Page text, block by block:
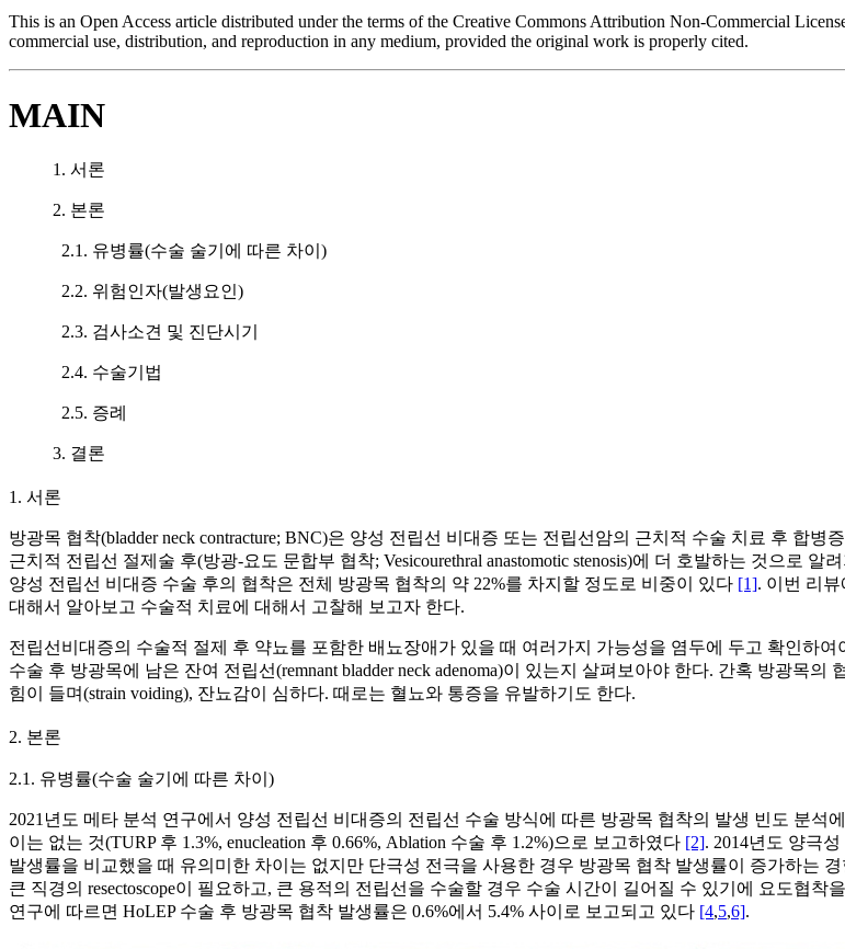
This is an Open Access article distributed under the terms of the Creative Commons Attribution Non-Commercial
commercial use, distribution, and reproduction in any medium, provided the original work is properly cited.
MAIN
1. 서론
2. 본론
2.1. 유병률(수술 술기에 따른 차이)
2.2. 위험인자(발생요인)
2.3. 검사소견 및 진단시기
2.4. 수술기법
2.5. 증례
3. 결론
1. 서론
방광목 협착(bladder neck contracture; BNC)은 양성 전립선 비대증 또는 전립선암의 근치적 수술 치료 후 합
근치적 전립선 절제술 후(방광-요도 문합부 협착; Vesicourethral anastomotic stenosis)에 더 호발하는 것으로
양성 전립선 비대증 수술 후의 협착은 전체 방광목 협착의 약 22%를 차지할 정도로 비중이 있다 [1]. 이번 리
대해서 알아보고 수술적 치료에 대해서 고찰해 보고자 한다.
전립선비대증의 수술적 절제 후 약뇨를 포함한 배뇨장애가 있을 때 여러가지 가능성을 염두에 두고 확인하
수술 후 방광목에 남은 잔여 전립선(remnant bladder neck adenoma)이 있는지 살펴보아야 한다. 간혹 방광목
힘이 들며(strain voiding), 잔뇨감이 심하다. 때로는 혈뇨와 통증을 유발하기도 한다.
2. 본론
2.1. 유병률(수술 술기에 따른 차이)
2021년도 메타 분석 연구에서 양성 전립선 비대증의 전립선 수술 방식에 따른 방광목 협착의 발생 빈도 분석
이는 없는 것(TURP 후 1.3%, enucleation 후 0.66%, Ablation 수술 후 1.2%)으로 보고하였다 [2]. 2014년도 양극
발생률을 비교했을 때 유의미한 차이는 없지만 단극성 전극을 사용한 경우 방광목 협착 발생률이 증가하는
큰 직경의 resectoscope이 필요하고, 큰 용적의 전립선을 수술할 경우 수술 시간이 길어질 수 있기에 요도협
연구에 따르면 HoLEP 수술 후 방광목 협착 발생률은 0.6%에서 5.4% 사이로 보고되고 있다 [4,5,6].